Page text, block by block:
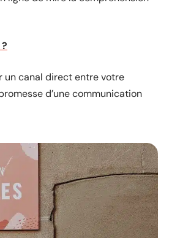
un canal direct entre votre
d’une communication